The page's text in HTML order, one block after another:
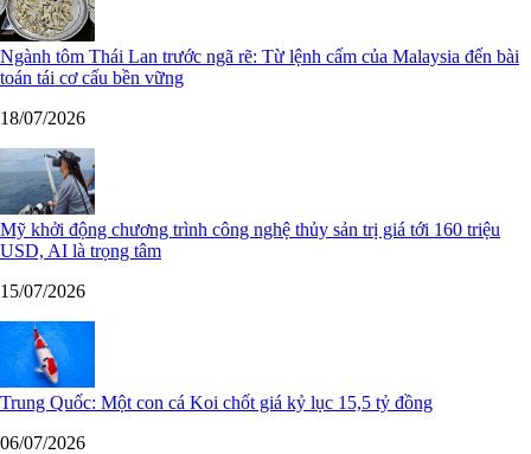
Ngành tôm Thái Lan trước ngã rẽ: Từ lệnh cấm của Malaysia đến bài
toán tái cơ cấu bền vững
18/07/2026
Mỹ khởi động chương trình công nghệ thủy sản trị giá tới 160 triệu
USD, AI là trọng tâm
15/07/2026
Trung Quốc: Một con cá Koi chốt giá kỷ lục 15,5 tỷ đồng
06/07/2026